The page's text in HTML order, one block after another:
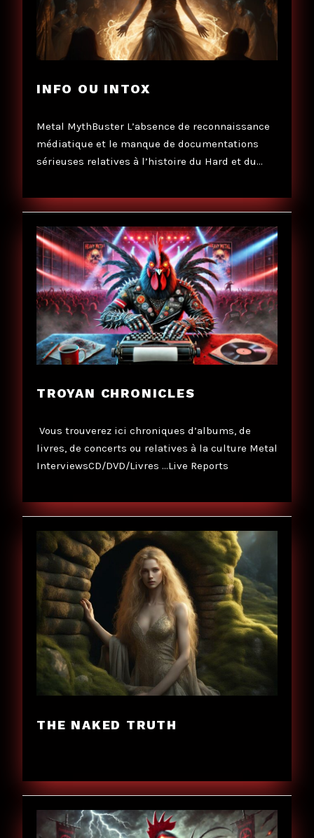
INFO OU INTOX
Metal MythBuster L’absence de reconnaissance
médiatique et le manque de documentations
sérieuses relatives à l’histoire du Hard et du…
TROYAN CHRONICLES
Vous trouverez ici chroniques d’albums, de
livres, de concerts ou relatives à la culture Metal
InterviewsCD/DVD/Livres …Live Reports
THE NAKED TRUTH